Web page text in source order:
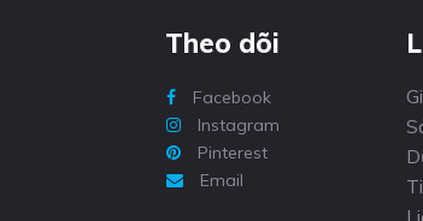
Theo dõi
Facebook
Instagram
Pinterest
Email